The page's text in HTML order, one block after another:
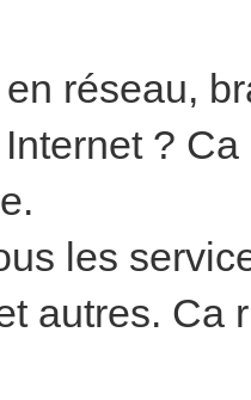
réseau,
?
les
autres. Ca